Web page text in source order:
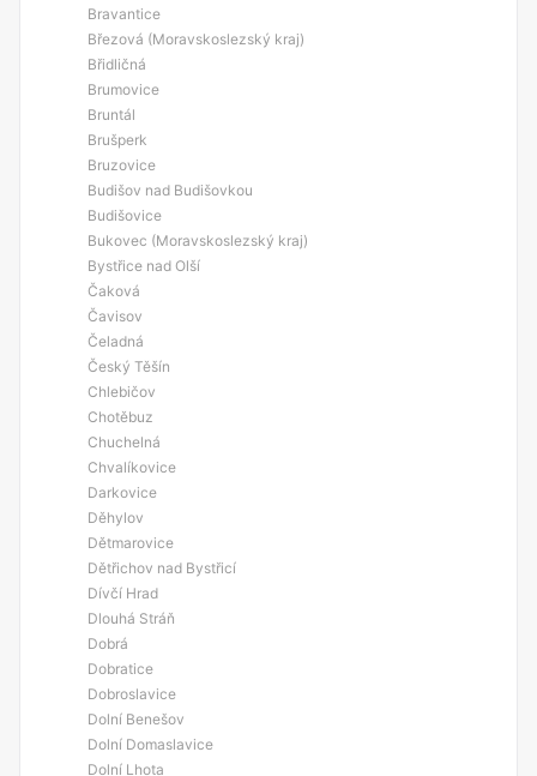
Bravantice
Březová (Moravskoslezský kraj)
Břidličná
Brumovice
Bruntál
Brušperk
Bruzovice
Budišov nad Budišovkou
Budišovice
Bukovec (Moravskoslezský kraj)
Bystřice nad Olší
Čaková
Čavisov
Čeladná
Český Těšín
Chlebičov
Chotěbuz
Chuchelná
Chvalíkovice
Darkovice
Děhylov
Dětmarovice
Dětřichov nad Bystřicí
Dívčí Hrad
Dlouhá Stráň
Dobrá
Dobratice
Dobroslavice
Dolní Benešov
Dolní Domaslavice
Dolní Lhota